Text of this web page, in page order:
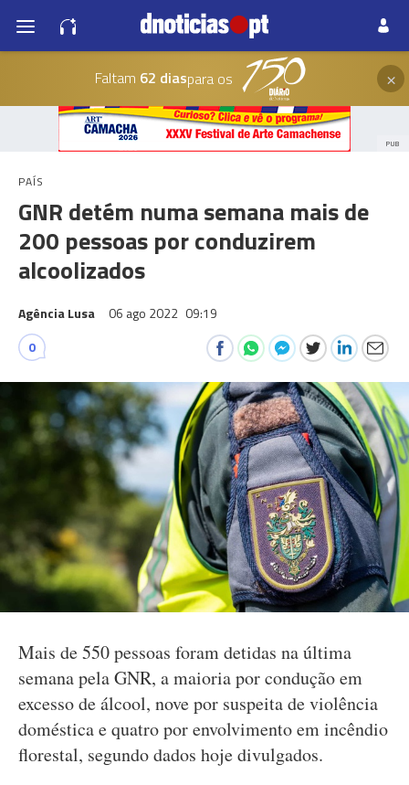
Faltam 62 diaspara os ×
PUB
PAÍS
GNR detém numa semana mais de
200 pessoas por conduzirem
alcoolizados
Agência Lusa 06 ago 2022 09:19
0
Mais de 550 pessoas foram detidas na última
semana pela GNR, a maioria por condução em
excesso de álcool, nove por suspeita de violência
doméstica e quatro por envolvimento em incêndio
florestal, segundo dados hoje divulgados.